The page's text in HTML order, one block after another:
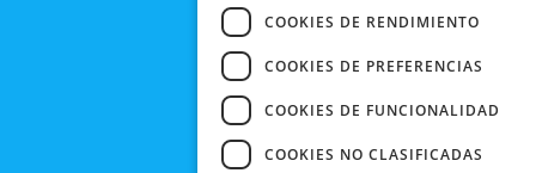
CONTACTO
COOKIES DE RENDIMIENTO
COOKIES DE PREFERENCIAS
COOKIES DE FUNCIONALIDAD
COOKIES NO CLASIFICADAS